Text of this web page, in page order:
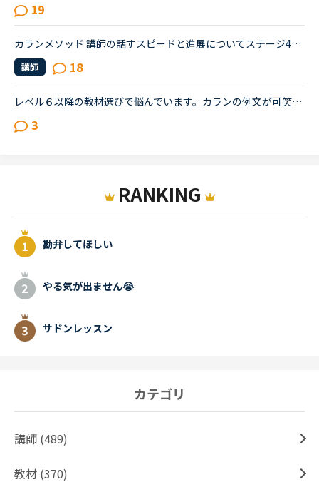
19
カランメソッド 講師の話すスピードと進展についてステージ4を受講中です。代替講師の話すスピードが余りに早すぎて、やる気がポッキリ折れてしまいました 笑Daily revisionもNew workの説明も含めて超高速で質問...
講師 18
レベル６以降の教材選びで悩んでいます。カランの例文が可笑しくてレッスン中に笑ってしまいました。Stage5の「ペンを（シャツの）ボタン穴に入れています」というところで、先生にもよるのでしょうが、例文のお...
3
RANKING
勘弁してほしい
やる気が出ません😭
サドンレッスン
カテゴリ
講師 (489)
教材 (370)